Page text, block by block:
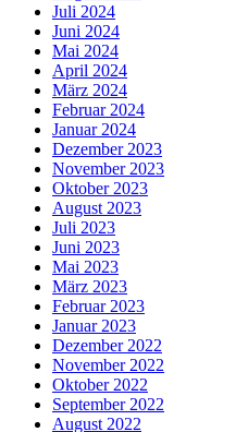
Juli 2024
Juni 2024
Mai 2024
April 2024
März 2024
Februar 2024
Januar 2024
Dezember 2023
November 2023
Oktober 2023
August 2023
Juli 2023
Juni 2023
Mai 2023
März 2023
Februar 2023
Januar 2023
Dezember 2022
November 2022
Oktober 2022
September 2022
August 2022